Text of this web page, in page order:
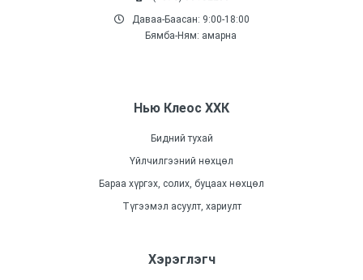
Даваа-Баасан: 9:00-18:00
Бямба-Ням: амарна
Нью Клеос ХХК
Бидний тухай
Үйлчилгээний нөхцөл
Бараа хүргэх, солих, буцаах нөхцөл
Түгээмэл асуулт, хариулт
Хэрэглэгч